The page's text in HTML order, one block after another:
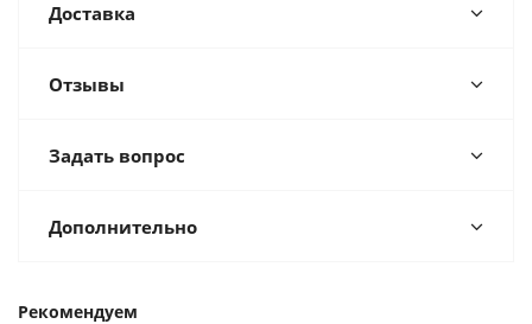
Доставка
Отзывы
Задать вопрос
Дополнительно
Рекомендуем